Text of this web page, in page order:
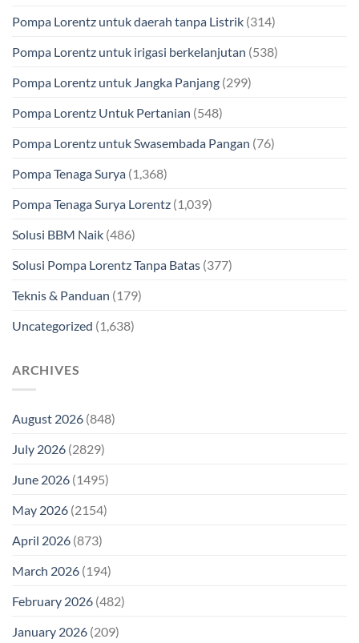
Pompa Lorentz untuk daerah tanpa Listrik (314)
Pompa Lorentz untuk irigasi berkelanjutan (538)
Pompa Lorentz untuk Jangka Panjang (299)
Pompa Lorentz Untuk Pertanian (548)
Pompa Lorentz untuk Swasembada Pangan (76)
Pompa Tenaga Surya (1,368)
Pompa Tenaga Surya Lorentz (1,039)
Solusi BBM Naik (486)
Solusi Pompa Lorentz Tanpa Batas (377)
Teknis & Panduan (179)
Uncategorized (1,638)
ARCHIVES
August 2026 (848)
July 2026 (2829)
June 2026 (1495)
May 2026 (2154)
April 2026 (873)
March 2026 (194)
February 2026 (482)
January 2026 (209)